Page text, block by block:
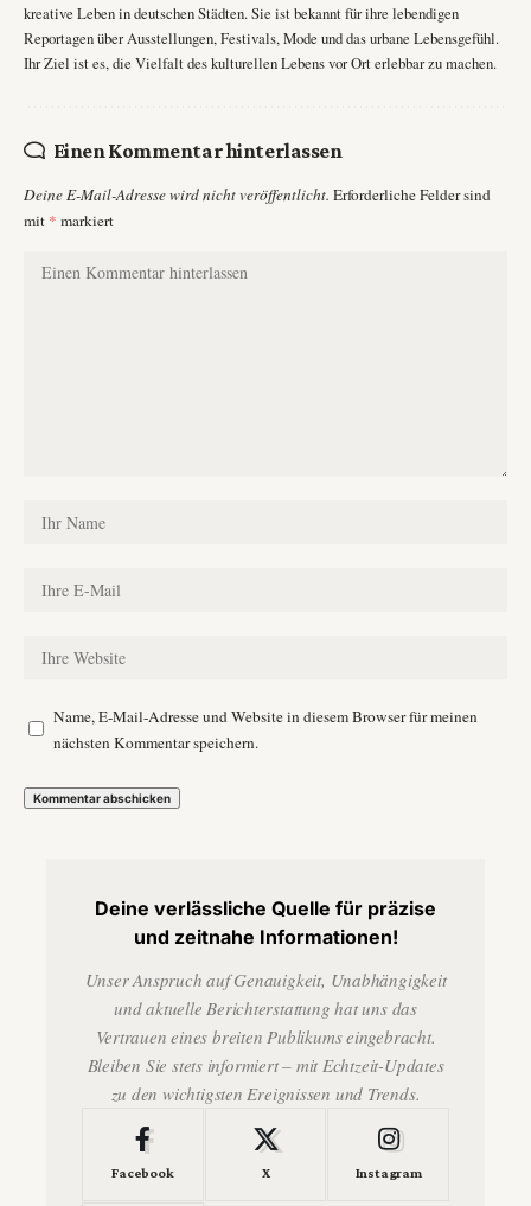
kreative Leben in deutschen Städten. Sie ist bekannt für ihre lebendigen
Reportagen über Ausstellungen, Festivals, Mode und das urbane Lebensgefühl.
Ihr Ziel ist es, die Vielfalt des kulturellen Lebens vor Ort erlebbar zu machen.
Einen Kommentar hinterlassen
Deine E-Mail-Adresse wird nicht veröffentlicht. Erforderliche Felder sind
mit * markiert
Name, E-Mail-Adresse und Website in diesem Browser für meinen
nächsten Kommentar speichern.
Deine verlässliche Quelle für präzise
und zeitnahe Informationen!
Unser Anspruch auf Genauigkeit, Unabhängigkeit
und aktuelle Berichterstattung hat uns das
Vertrauen eines breiten Publikums eingebracht.
Bleiben Sie stets informiert – mit Echtzeit-Updates
zu den wichtigsten Ereignissen und Trends.
Facebook X Instagram